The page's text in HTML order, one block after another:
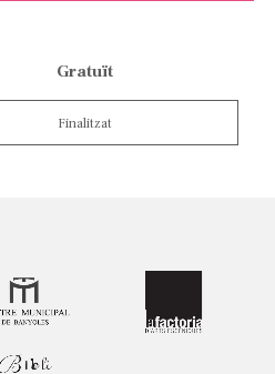
Gratuït
Finalitzat